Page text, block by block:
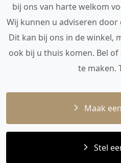
bij ons van harte welkom
Wij kunnen u adviseren
Dit kan bij ons in de winkel,
ook bij u thuis komen. Bel
te maken.
Maak
Stel